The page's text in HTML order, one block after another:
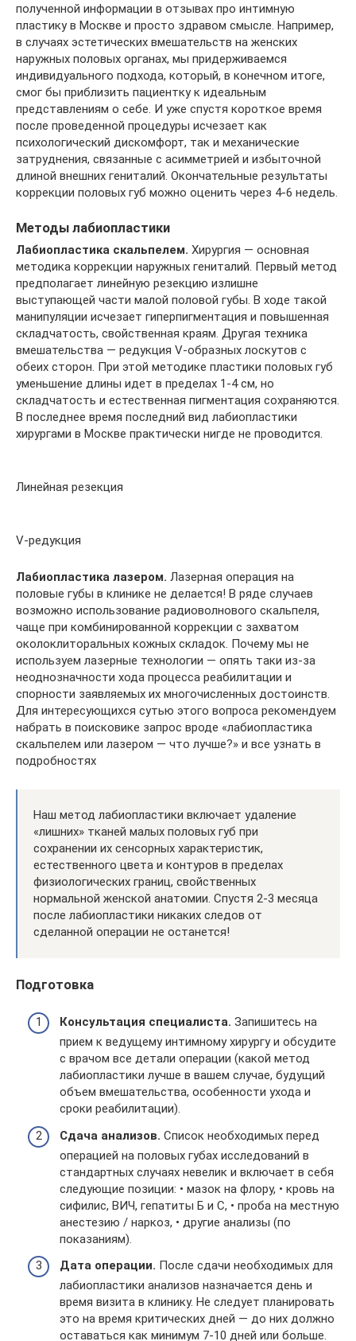
полученной информации в отзывах про интимную
пластику в Москве и просто здравом смысле. Например,
в случаях эстетических вмешательств на женских
наружных половых органах, мы придерживаемся
индивидуального подхода, который, в конечном итоге,
смог бы приблизить пациентку к идеальным
представлениям о себе. И уже спустя короткое время
после проведенной процедуры исчезает как
психологический дискомфорт, так и механические
затруднения, связанные с асимметрией и избыточной
длиной внешних гениталий. Окончательные результаты
коррекции половых губ можно оценить через 4-6 недель.
Методы лабиопластики
Лабиопластика скальпелем. Хирургия — основная
методика коррекции наружных гениталий. Первый метод
предполагает линейную резекцию излишне
выступающей части малой половой губы. В ходе такой
манипуляции исчезает гиперпигментация и повышенная
складчатость, свойственная краям. Другая техника
вмешательства — редукция V-образных лоскутов с
обеих сторон. При этой методике пластики половых губ
уменьшение длины идет в пределах 1-4 см, но
складчатость и естественная пигментация сохраняются.
В последнее время последний вид лабиопластики
хирургами в Москве практически нигде не проводится.
Линейная резекция
V-редукция
Лабиопластика лазером. Лазерная операция на
половые губы в клинике не делается! В ряде случаев
возможно использование радиоволнового скальпеля,
чаще при комбинированной коррекции с захватом
околоклиторальных кожных складок. Почему мы не
используем лазерные технологии — опять таки из-за
неоднозначности хода процесса реабилитации и
спорности заявляемых их многочисленных достоинств.
Для интересующихся сутью этого вопроса рекомендуем
набрать в поисковике запрос вроде «лабиопластика
скальпелем или лазером — что лучше?» и все узнать в
подробностях
Наш метод лабиопластики включает удаление
«лишних» тканей малых половых губ при
сохранении их сенсорных характеристик,
естественного цвета и контуров в пределах
физиологических границ, свойственных
нормальной женской анатомии. Спустя 2-3 месяца
после лабиопластики никаких следов от
сделанной операции не останется!
Подготовка
Консультация специалиста. Запишитесь на
прием к ведущему интимному хирургу и обсудите
с врачом все детали операции (какой метод
лабиопластики лучше в вашем случае, будущий
объем вмешательства, особенности ухода и
сроки реабилитации).
Сдача анализов. Список необходимых перед
операцией на половых губах исследований в
стандартных случаях невелик и включает в себя
следующие позиции: • мазок на флору, • кровь на
сифилис, ВИЧ, гепатиты Б и С, • проба на местную
анестезию / наркоз, • другие анализы (по
показаниям).
Дата операции. После сдачи необходимых для
лабиопластики анализов назначается день и
время визита в клинику. Не следует планировать
это на время критических дней — до них должно
оставаться как минимум 7-10 дней или больше.